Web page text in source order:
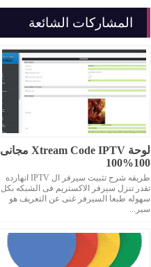
المشاركات الشائعة
لوحة Xtream Code IPTV مجانى
100%100
طريقه شرح تثبيت سيرفر ال IPTV انهارده
تقدر تنزل سيرفر الاكستريم فى الشبكه بكل
سهوله طبعا السيرفر غنى عن التعريف هو
سير...